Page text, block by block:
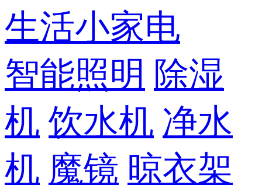
生活小家电
智能照明 除湿
机 饮水机 净水
机 魔镜 晾衣架